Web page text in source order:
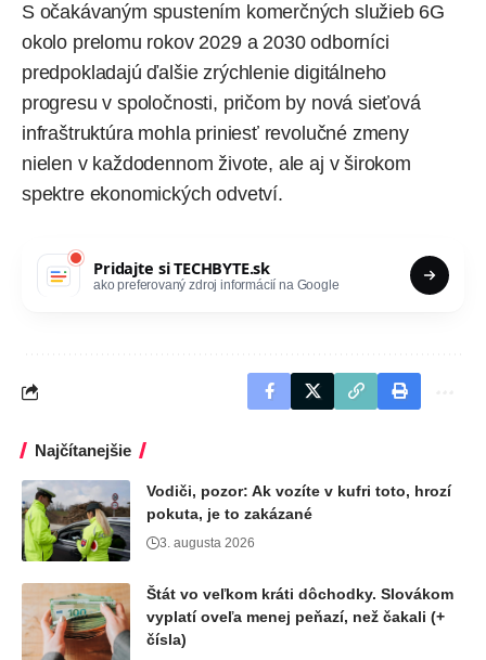
S očakávaným spustením komerčných služieb 6G
okolo prelomu rokov 2029 a 2030 odborníci
predpokladajú ďalšie zrýchlenie digitálneho
progresu v spoločnosti, pričom by nová sieťová
infraštruktúra mohla priniesť revolučné zmeny
nielen v každodennom živote, ale aj v širokom
spektre ekonomických odvetví.
Pridajte siTECHBYTE.sk
ako preferovaný zdroj informácií na Google
Najčítanejšie
Vodiči, pozor: Ak vozíte v kufri toto, hrozí
pokuta, je to zakázané
3. augusta 2026
Štát vo veľkom kráti dôchodky. Slovákom
vyplatí oveľa menej peňazí, než čakali (+
čísla)